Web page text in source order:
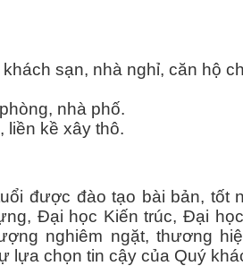
sạn, nhà nghỉ, căn hộ
nhà phố.
liền kề xây thô.
được đào tạo bài bản, tốt
Đại học Kiến trúc, Đại
nghiêm ngặt, thương
lựa chọn tin cậy của Quý